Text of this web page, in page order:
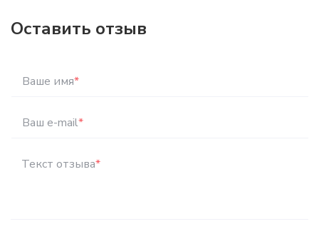
Оставить отзыв
Ваше имя*
Ваш e-mail*
Текст отзыва*